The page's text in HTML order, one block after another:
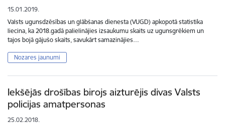
15.01.2019.
Valsts ugunsdzēsības un glābšanas dienesta (VUGD) apkopotā statistika
liecina, ka 2018.gadā palielinājies izsaukumu skaits uz ugunsgrēkiem un
tajos bojā gājušo skaits, savukārt samazinājies…
Nozares jaunumi
Iekšējās drošības birojs aizturējis divas Valsts
policijas amatpersonas
25.02.2018.